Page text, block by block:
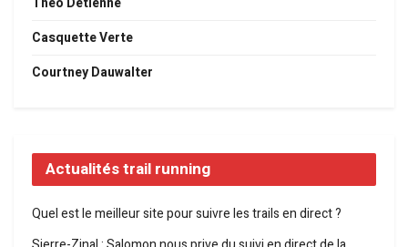
Casquette Verte
Courtney Dauwalter
Actualités trail running
Quel est le meilleur site pour suivre les trails en direct ?